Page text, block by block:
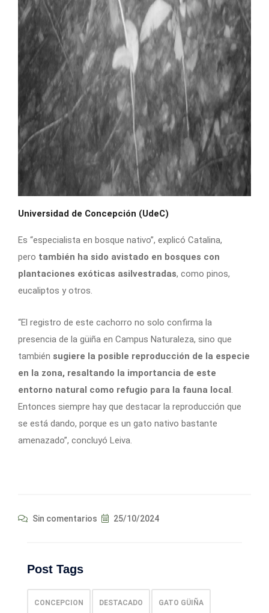
Universidad de Concepción (UdeC)
Es “especialista en bosque nativo”, explicó Catalina,
pero también ha sido avistado en bosques con
plantaciones exóticas asilvestradas, como pinos,
eucaliptos y otros.
“El registro de este cachorro no solo confirma la
presencia de la güiña en Campus Naturaleza, sino que
también sugiere la posible reproducción de la especie
en la zona, resaltando la importancia de este
entorno natural como refugio para la fauna local
Entonces siempre hay que destacar la reproducción que
se está dando, porque es un gato nativo bastante
amenazado”, concluyó Leiva.
Sin comentarios 25/10/2024
Post Tags
CONCEPCION DESTACADO GATO GÜIÑA